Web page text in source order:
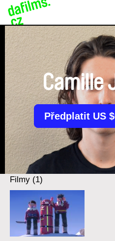
Camille
Předplatit US
Filmy (1)